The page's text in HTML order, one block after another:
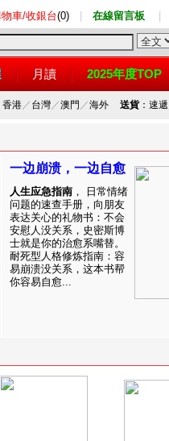
車/收銀台(0) 在線留言板
月讀 2025年度TOP
香港／ 台灣／澳門 ／海外 送貨：速遞
一边崩溃，一边自愈
人生应急指南 ， 日常情绪
问题的速查手册，向朋友
表达关心的礼物书：不会
安慰人没关系，史密斯博
士就是你的治愈系嘴替。
耐死型人格修炼指南：容
易崩溃没关系，这本书帮
你容易自愈...